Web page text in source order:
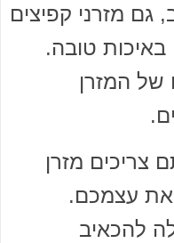
גם מזרני קפיצים
טובה.
המזרן
צריכים מזרן
את עצמכם.
להכאיב